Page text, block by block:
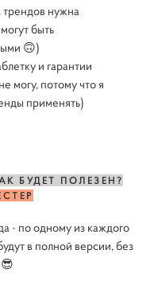
трендов нужна
быть
🙃)
и гарантии
могу, потому что я
применять)
БУДЕТ ПОЛЕЗЕН?
- по одному из каждого
в полной версии, без